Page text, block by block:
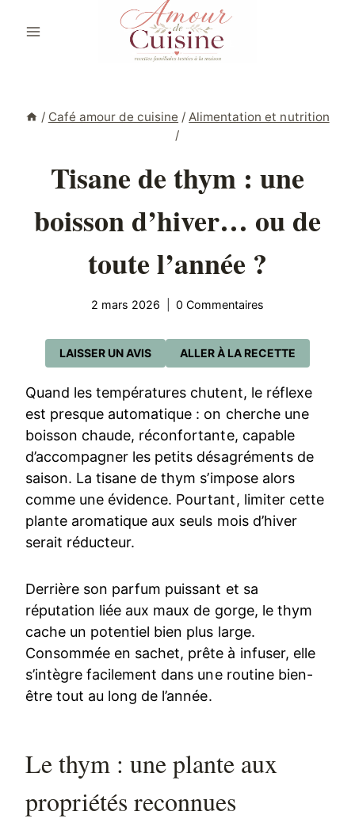
/ Café amour de cuisine / Alimentation et nutrition
/
Tisane de thym : une
boisson d’hiver… ou de
toute l’année ?
2 mars 2026 0 Commentaires
ALLER À LA RECETTE
LAISSER UN AVIS
Quand les températures chutent, le réflexe
est presque automatique : on cherche une
boisson chaude, réconfortante, capable
d’accompagner les petits désagréments de
saison. La tisane de thym s’impose alors
comme une évidence. Pourtant, limiter cette
plante aromatique aux seuls mois d’hiver
serait réducteur.
Derrière son parfum puissant et sa
réputation liée aux maux de gorge, le thym
cache un potentiel bien plus large.
Consommée en sachet, prête à infuser, elle
s’intègre facilement dans une routine bien-
être tout au long de l’année.
Le thym : une plante aux
propriétés reconnues